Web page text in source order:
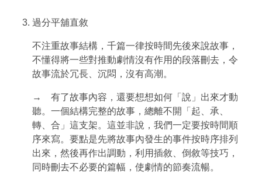
過分平舖直敘
不注重故事結構，千篇一律按時間先後來說故事，
不懂得將一些對推動劇情沒有作用的段落刪去，令
故事流於冗長、沉悶，沒有高潮。
→ 有了故事內容，還要想想如何「說」出來才動
聽。一個結構完整的故事，總離不開「起、承、
轉、合」這支架。這並非說，我們一定要按時間順
序來寫。要點是先將故事內發生的事件按時序排列
出來，然後再作出調動，利用插敘、倒敘等技巧，
同時刪去不必要的篇幅，使劇情的節奏流暢。